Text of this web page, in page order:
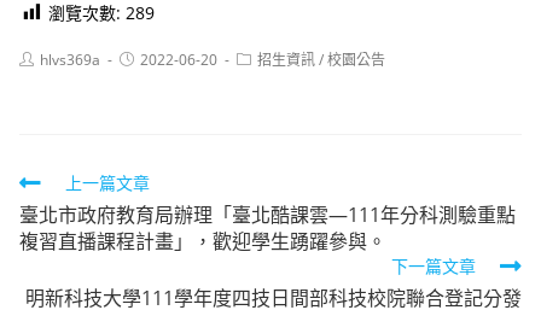
瀏覽次數: 289
Posthlvs369a
Post2022-06-20
Post招生資訊/校園公告
Read
more
articles
上一篇文章
臺北市政府教育局辦理「臺北酷課雲—111年分科測驗重點
複習直播課程計畫」，歡迎學生踴躍參與。
下一篇文章
明新科技大學111學年度四技日間部科技校院聯合登記分發